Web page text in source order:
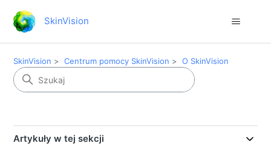
SkinVision
SkinVision Centrum pomocy SkinVision O SkinVision
Artykuły w tej sekcji